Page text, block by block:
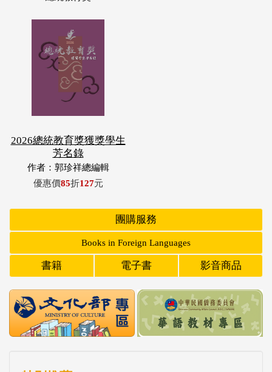
2026總統教育獎獲獎學生
芳名錄
作者：郭珍祥總編輯
優惠價85折127元
團購服務
Books in Foreign Languages
書籍 電子書 影音商品